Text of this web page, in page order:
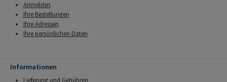
Anmelden
Ihre Bestellungen
Ihre Adressen
Ihre persönlichen Daten
Informationen
Lieferung und Gebühren